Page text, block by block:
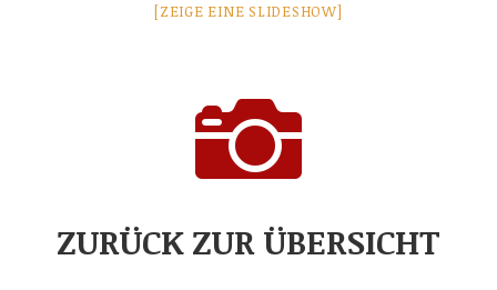
[ZEIGE EINE SLIDESHOW]

ZURÜCK ZUR ÜBERSICHT